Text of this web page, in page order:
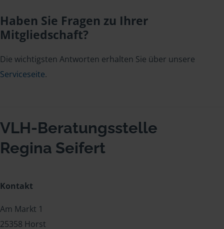
Haben Sie Fragen zu Ihrer
Mitgliedschaft?
Die wichtigsten Antworten erhalten Sie über unsere
Serviceseite.
VLH-Beratungsstelle
Regina Seifert
Kontakt
Am Markt 1
25358 Horst